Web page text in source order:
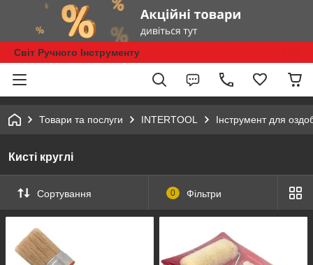
Світ Ручного Інструменту
Товари та послуги INTERTOOL Інструмент для
Кисті круглі
Сортування 0 Фільтри